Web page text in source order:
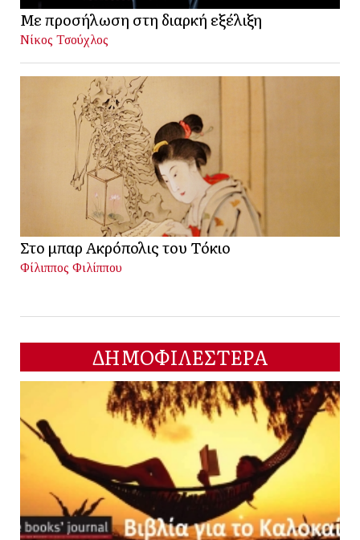
Με προσήλωση στη διαρκή εξέλιξη
Νίκος Τσούχλος
Στο μπαρ Ακρόπολις του Τόκιο
Φίλιππος Φιλίππου
ΔΗΜΟΦΙΛΕΣΤΕΡΑ